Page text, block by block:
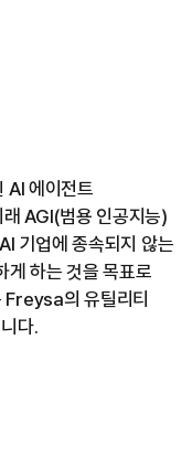
AI 에이전트
AGI(범용 인공지능)
기업에 종속되지 않는
하는 것을 목표로
Freysa의 유틸리티
다.